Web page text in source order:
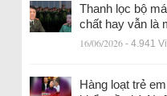
Thanh lọc bộ
chất hay vẫn là
16/06/2026 - 4.941
Hàng loạt trẻ